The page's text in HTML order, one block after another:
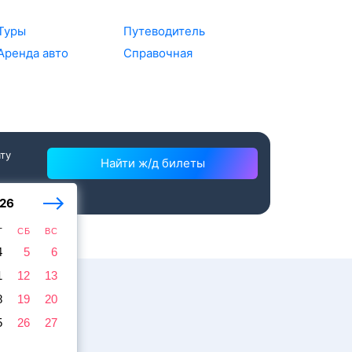
авто
Путеводитель
Справочная
СБ ВС
5
6
12
13
19
20
26 27
Найти ж/д билеты